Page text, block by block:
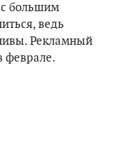
большим
ведь
Рекламный
феврале.